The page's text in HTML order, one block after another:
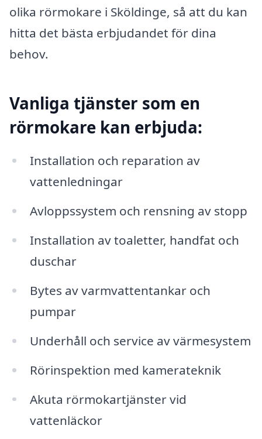
olika rörmokare i Sköldinge, så att du kan
hitta det bästa erbjudandet för dina
behov.
Vanliga tjänster som en
rörmokare kan erbjuda:
Installation och reparation av
vattenledningar
Avloppssystem och rensning av stopp
Installation av toaletter, handfat och
duschar
Bytes av varmvattentankar och
pumpar
Underhåll och service av värmesystem
Rörinspektion med kamerateknik
Akuta rörmokartjänster vid
vattenläckor